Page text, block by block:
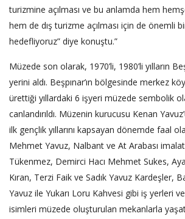
turizmine açılması ve bu anlamda hem
hem de dış turizme açılması için de önemli
hedefliyoruz” diye konuştu.”
Müzede son olarak, 1970’li, 1980’li yılların
yerini aldı. Beşpınar’ın bölgesinde merkez
ürettiği yıllardaki 6 işyeri müzede sembolik
canlandırıldı. Müzenin kurucusu Kenan
ilk gençlik yıllarını kapsayan dönemde faal
Mehmet Yavuz, Nalbant ve At Arabası
Tükenmez, Demirci Hacı Mehmet Sukes,
Kıran, Terzi Faik ve Sadık Yavuz Kardeşler,
Yavuz ile Yukarı Loru Kahvesi gibi iş yerleri
isimleri müzede oluşturulan mekanlarla